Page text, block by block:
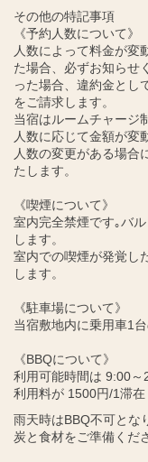
その他の特記事項
《予約人数について》
人数によって料金が変
た場合、必ずお知らせ
った場合、違約金とし
をご請求します。
当宿はルームチャージ
人数に応じて金額が変
人数の変更がある場合
たします。
《喫煙について》
室内完全禁煙です｡バ
します。
室内での喫煙が発覚し
します。
《駐車場について》
当宿敷地内に乗用車1
《BBQについて》
利用可能時間は 9:00～
利用料が 1500円/1滞在
雨天時はBBQ不可とな
炭と食材をご準備くだ